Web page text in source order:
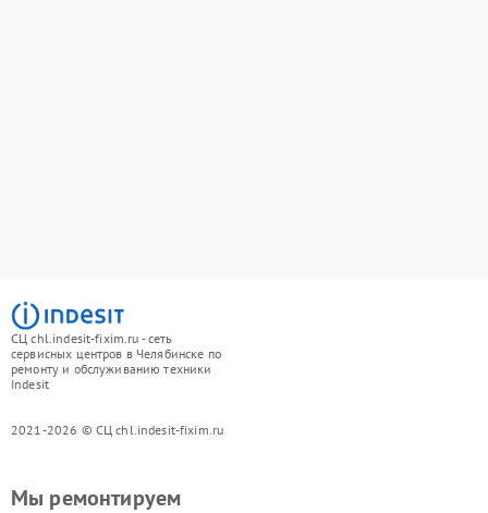
СЦ chl.indesit-fixim.ru - сеть
сервисных центров в Челябинске по
ремонту и обслуживанию техники
Indesit
2021-2026 © СЦ chl.indesit-fixim.ru
Мы ремонтируем